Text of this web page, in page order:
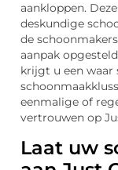
aankloppen.
deskundige
de
aanpak
krijgt u een waar
eenmalige of
vertrouwen op
Laat uw